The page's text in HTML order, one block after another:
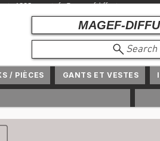
seit 1982 +info@magefdiffusion.com+
MAGEF-
Search
/ PIÈCES GANTS ET VESTES